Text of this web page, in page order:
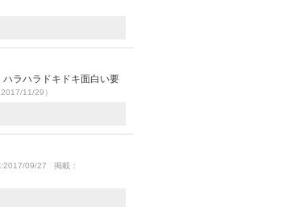
ラハラドキドキ面白い要
11/29）
:2017/09/27 掲載：